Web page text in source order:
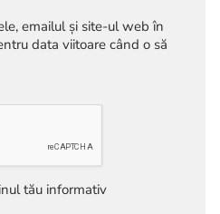
emailul și site-ul web în
data viitoare când o să
tău informativ